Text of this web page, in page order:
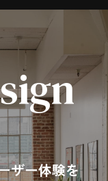
ザー体験を